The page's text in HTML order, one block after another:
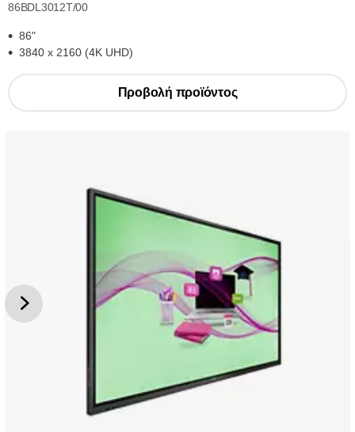
86BDL3012T/00
86"
3840 x 2160 (4K UHD)
Προβολή προϊόντος